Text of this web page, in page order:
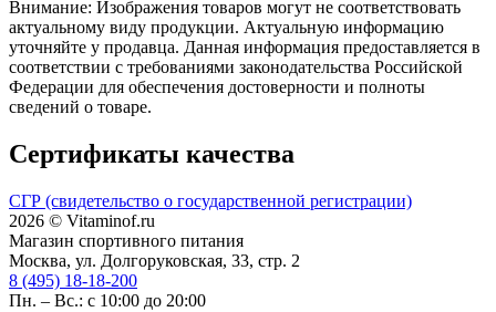
Внимание: Изображения товаров могут не соответствовать
актуальному виду продукции. Актуальную информацию
уточняйте у продавца. Данная информация предоставляется в
соответствии с требованиями законодательства Российской
Федерации для обеспечения достоверности и полноты
сведений о товаре.
Сертификаты качества
СГР (свидетельство о государственной регистрации)
2026 © Vitaminof.ru
Магазин спортивного питания
Москва, ул. Долгоруковская, 33, стр. 2
8 (495) 18-18-200
Пн. – Вс.: с 10:00 до 20:00